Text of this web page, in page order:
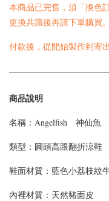
本商品已完售，須「換色
更換共識後再請下單購買。
付款後，從開始製作到寄
商品說明
名稱：Angelfish 神仙魚
類型： 圓頭高跟翻折涼鞋
鞋面材質： 藍色小荔枝紋
內裡材質：天然豬面皮